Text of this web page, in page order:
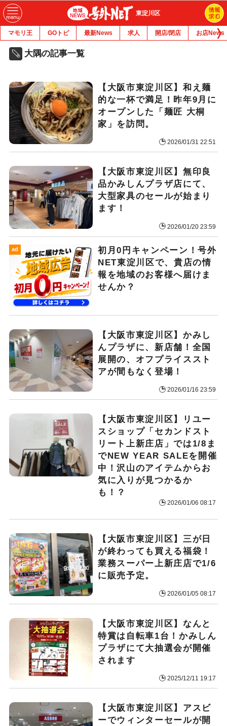
東淀川区
マモリ王 GOトピ 最新News 求人 開店/閉店 お店News
大隅の記事一覧
【大阪市東淀川区】和え麺
的な一杯で満足！昨年9月に
オープンした「麺匠 大桐
家」を訪問。
2026/01/31 22:51
【大阪市東淀川区】無印良
品かみしんプラザ店にて、
大型家具のセールが始まり
ます！
2026/01/20 23:59
ad
初月0円キャンペーン！号外
NET東淀川区で、貴店の情
報を地域のお客様へ届けま
せんか？
【大阪市東淀川区】かみし
んプラザに、新店舗！全国
展開の、オフプライススト
アが間もなく登場！
2026/01/16 23:59
【大阪市東淀川区】リユー
スショップ「セカンドスト
リート上新庄店」では1/8ま
でNEW YEAR SALEを開催
中！沢山のアイテムからお
気に入りが見つかるか
も！？
2026/01/06 08:17
【大阪市東淀川区】三が日
が終わっても買える福袋！
業務スーパー上新庄店で1/6
に販売予定。
2026/01/05 08:17
【大阪市東淀川区】なんと
特賞は自転車1台！かみしん
プラザにて大抽選会が開催
されます
2025/12/11 19:17
【大阪市東淀川区】アスビ
ーでウィンターセールが開